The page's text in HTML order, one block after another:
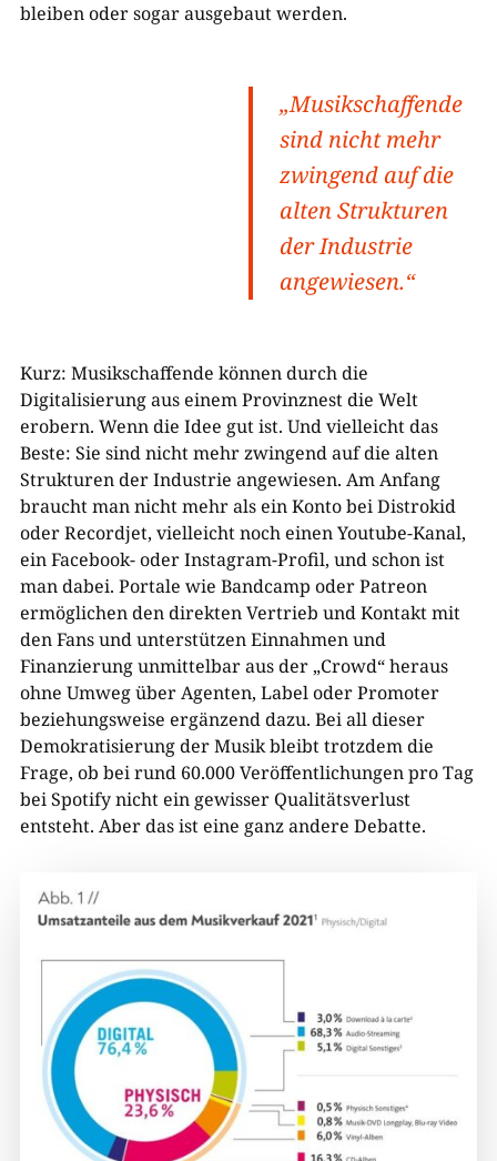
bleiben oder sogar ausgebaut werden.
„Musikschaffende
sind nicht mehr
zwingend auf die
alten Strukturen
der Industrie
angewiesen.“
Kurz: Musikschaffende können durch die
Digitalisierung aus einem Provinznest die Welt
erobern. Wenn die Idee gut ist. Und vielleicht das
Beste: Sie sind nicht mehr zwingend auf die alten
Strukturen der Industrie angewiesen. Am Anfang
braucht man nicht mehr als ein Konto bei Distrokid
oder Recordjet, vielleicht noch einen Youtube-Kanal,
ein Facebook- oder Instagram-Profil, und schon ist
man dabei. Portale wie Bandcamp oder Patreon
ermöglichen den direkten Vertrieb und Kontakt mit
den Fans und unterstützen Einnahmen und
Finanzierung unmittelbar aus der „Crowd“ heraus
ohne Umweg über Agenten, Label oder Promoter
beziehungsweise ergänzend dazu. Bei all dieser
Demokratisierung der Musik bleibt trotzdem die
Frage, ob bei rund 60.000 Veröffentlichungen pro Tag
bei Spotify nicht ein gewisser Qualitätsverlust
entsteht. Aber das ist eine ganz andere Debatte.